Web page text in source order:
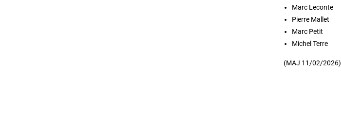
Marc Leconte
Pierre Mallet
Marc Petit
Michel Terre
(MAJ 11/02/2026)